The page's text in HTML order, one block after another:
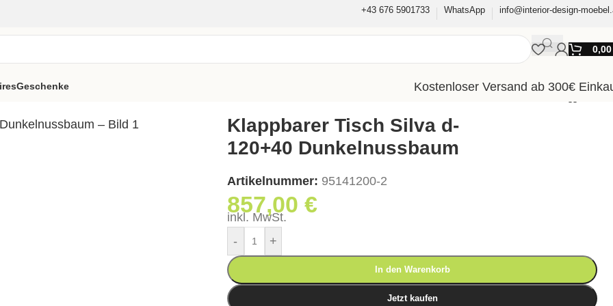
+43 676 5901733 WhatsApp info@interior-design-
Geschenke
Kostenloser Versand ab 300€
Klappbarer Tisch Silva d-
120+40 Dunkelnussbaum
Artikelnummer: 95141200-2
857,00 €
inkl. MwSt.
-
+
In den Warenkorb
Jetzt kaufen